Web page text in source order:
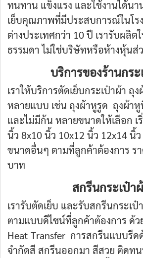
ทนทาน แข็งแรง และใช้งานได้นา
เย็บคุณภาพที่มีประสบการณ์ในโร
ต่างประเทศกว่า 10 ปี เรารับผลิ
ธรรมดา ไม่ใช่บริษัทหรือห้างหุ้นส่
บริการของร้านกระ
เราให้บริการตัดเย็บกระเป๋าผ้า ถุ
หลายแบบ เช่น ถุงผ้าหูรูด ถุงผ้า
และไม่มีก้น หลายขนาดให้เลือก เ
นิ้ว 8x10 นิ้ว 10x12 นิ้ว 12x14 นิ้
ขนาดอื่นๆ ตามที่ลูกค้าต้องการ ร
บาท
สกรีนกระเป๋า
เรารับตัดเย็บ และรับสกรีนกระเ
ตามแบบดีไซน์ที่ลูกค้าต้องการ ด้ว
Heat Transfer การสกรีนแบบรีด
จำกัดสี สกรีนออกมา สีสวย ติดท